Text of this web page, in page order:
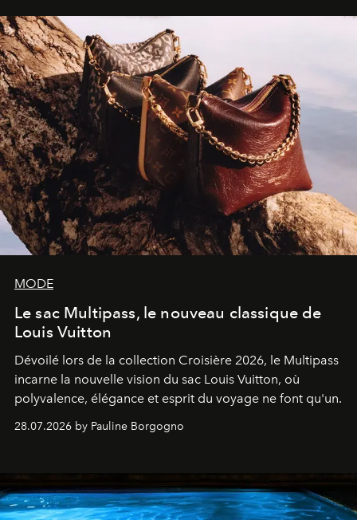
sculpture.
MODE
Le sac Multipass, le nouveau classique de
Louis Vuitton
Dévoilé lors de la collection Croisière 2026, le Multipass
incarne la nouvelle vision du sac Louis Vuitton, où
polyvalence, élégance et esprit du voyage ne font qu'un.
28.07.2026 by Pauline Borgogno